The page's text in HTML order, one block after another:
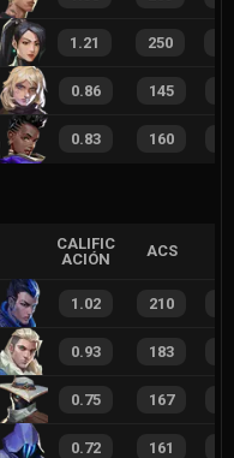
1.21 250
0.86 145
0.83 160
CALIFIC
ACIÓN
ACS
1.02 210
0.93 183
0.75 167
0.72 161